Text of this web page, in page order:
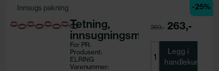
-25%
Innsugs pakning
Tetning,
innsugningsmanifold
For PR:
Produsent:
ELRING
Varenummer:
350,- 263,-
Legg i
handlekurv